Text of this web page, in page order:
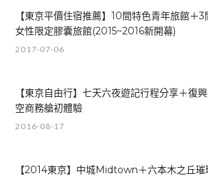
【東京平價住宿推薦】10間特色青年旅館＋3
女性限定膠囊旅館(2015~2016新開幕)
2017-07-06
【東京自由行】七天六夜遊記行程分享＋復
空商務艙初體驗
2016-08-17
【2014東京】中城Midtown＋六本木之丘璀